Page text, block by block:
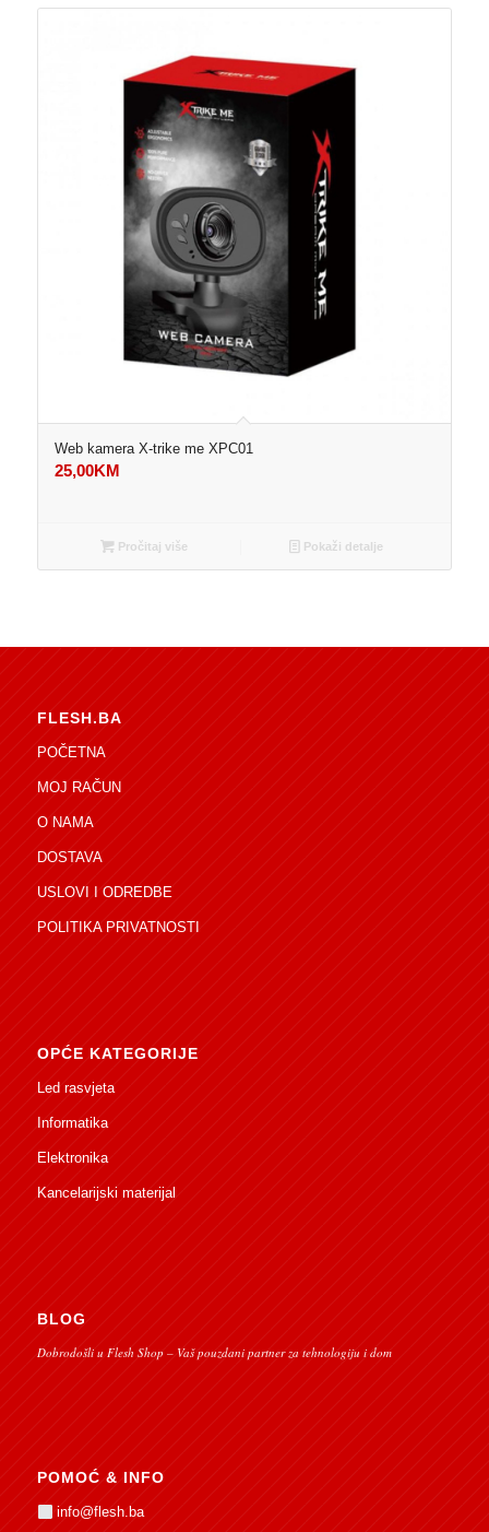
Web kamera X-trike me XPC01
25,00KM
Pročitaj više Pokaži detalje
FLESH.BA
POČETNA
MOJ RAČUN
O NAMA
DOSTAVA
USLOVI I ODREDBE
POLITIKA PRIVATNOSTI
OPĆE KATEGORIJE
Led rasvjeta
Informatika
Elektronika
Kancelarijski materijal
BLOG
Dobrodošli u Flesh Shop – Vaš pouzdani partner za tehnologiju i dom
POMOĆ & INFO
info@flesh.ba